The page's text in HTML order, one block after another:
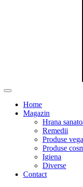
Home
Magazin
Hrana
Remedii
Produse
Produse
Igiena
Diverse
Contact